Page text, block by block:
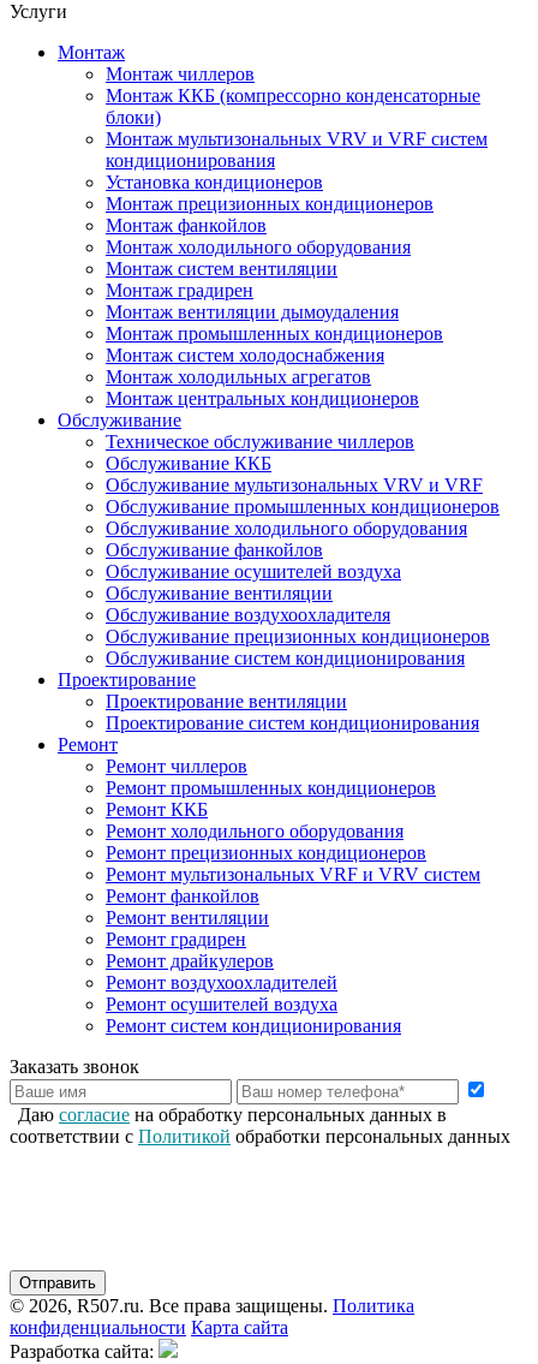
Услуги
Монтаж
Монтаж чиллеров
Монтаж ККБ (компрессорно конденсаторные
блоки)
Монтаж мультизональных VRV и VRF систем
кондиционирования
Установка кондиционеров
Монтаж прецизионных кондиционеров
Монтаж фанкойлов
Монтаж холодильного оборудования
Монтаж систем вентиляции
Монтаж градирен
Монтаж вентиляции дымоудаления
Монтаж промышленных кондиционеров
Монтаж систем холодоснабжения
Монтаж холодильных агрегатов
Монтаж центральных кондиционеров
Обслуживание
Техническое обслуживание чиллеров
Обслуживание ККБ
Обслуживание мультизональных VRV и VRF
Обслуживание промышленных кондиционеров
Обслуживание холодильного оборудования
Обслуживание фанкойлов
Обслуживание осушителей воздуха
Обслуживание вентиляции
Обслуживание воздухоохладителя
Обслуживание прецизионных кондиционеров
Обслуживание систем кондиционирования
Проектирование
Проектирование вентиляции
Проектирование систем кондиционирования
Ремонт
Ремонт чиллеров
Ремонт промышленных кондиционеров
Ремонт ККБ
Ремонт холодильного оборудования
Ремонт прецизионных кондиционеров
Ремонт мультизональных VRF и VRV систем
Ремонт фанкойлов
Ремонт вентиляции
Ремонт градирен
Ремонт драйкулеров
Ремонт воздухоохладителей
Ремонт осушителей воздуха
Ремонт систем кондиционирования
Заказать звонок
Даю согласие на обработку персональных данных в
соответствии с Политикой обработки персональных данных
© 2026, R507.ru. Все права защищены. Политика
конфиденциальности Карта сайта
Разработка сайта: